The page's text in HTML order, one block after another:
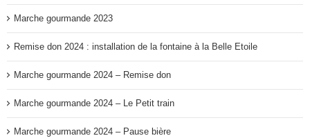
Marche gourmande 2023
Remise don 2024 : installation de la fontaine à la Belle Etoile
Marche gourmande 2024 – Remise don
Marche gourmande 2024 – Le Petit train
Marche gourmande 2024 – Pause bière